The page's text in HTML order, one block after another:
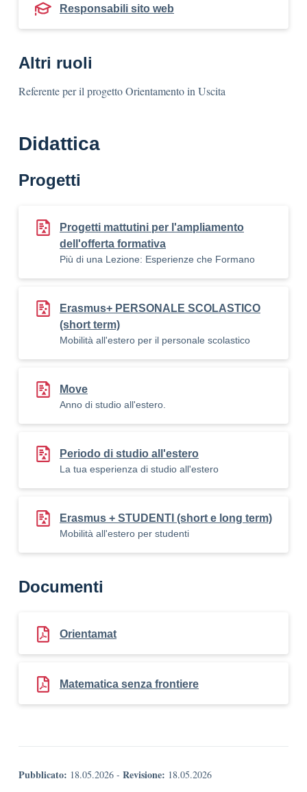
Responsabili sito web
Altri ruoli
Referente per il progetto Orientamento in Uscita
Didattica
Progetti
Progetti mattutini per l'ampliamento
dell'offerta formativa
Più di una Lezione: Esperienze che Formano
Erasmus+ PERSONALE SCOLASTICO
(short term)
Mobilità all'estero per il personale scolastico
Move
Anno di studio all'estero.
Periodo di studio all'estero
La tua esperienza di studio all'estero
Erasmus + STUDENTI (short e long term)
Mobilità all'estero per studenti
Documenti
Orientamat
Matematica senza frontiere
Pubblicato: 18.05.2026 - Revisione: 18.05.2026